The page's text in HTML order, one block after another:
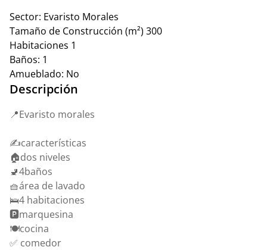
Sector: Evaristo Morales
Tamaño de Construcción (m²) 300
Habitaciones 1
Baños: 1
Amueblado: No
Descripción
📍Evaristo morales
✍️características
🏠dos niveles
🚽4baños
🧺área de lavado
🛌4 habitaciones
🅿️marquesina
🍽️cocina
✅ comedor